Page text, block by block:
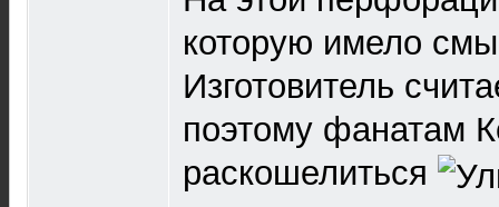
которую имело
Изготовитель
поэтому фанатам
раскошелиться